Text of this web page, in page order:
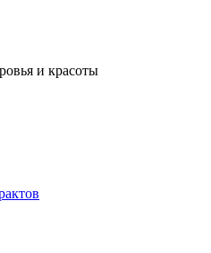
и красоты